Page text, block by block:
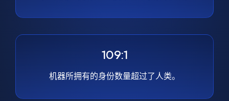
109:1
机器所拥有的身份数量超过了人类。